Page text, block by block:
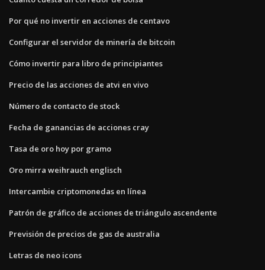
Por qué no invertir en acciones de centavo
Configurar el servidor de minería de bitcoin
Cómo invertir para libro de principiantes
Precio de las acciones de atvi en vivo
Número de contacto de stock
Fecha de ganancias de acciones cray
Tasa de oro hoy por gramo
Oro mirra weihrauch englisch
Intercambie criptomonedas en línea
Patrón de gráfico de acciones de triángulo ascendente
Previsión de precios de gas de australia
Letras de neo icons